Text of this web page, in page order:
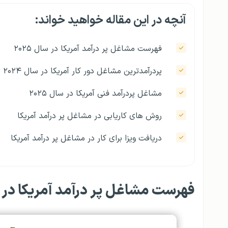
آنچه در این مقاله خواهید خواند:
فهرست مشاغل پر درآمد آمریکا در سال ۲۰۲۵
پردرآمدترین مشاغل دور کار آمریکا در سال ۲۰۲۴
مشاغل پردرآمد فنی آمریکا در سال ۲۰۲۵
روش های کاریابی در مشاغل پر درآمد آمریکا
دریافت ویزا برای کار در مشاغل پر درآمد آمریکا
فهرست مشاغل پر درآمد آمریکا در